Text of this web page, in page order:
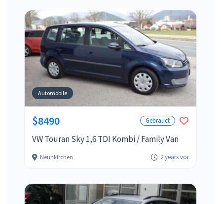
Automobile
$8490 Gebrauct
VW Touran Sky 1,6 TDI Kombi / Family Van
Neunkirchen 2 years vor